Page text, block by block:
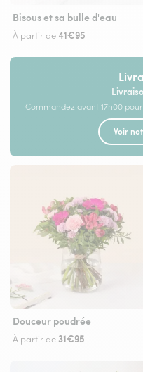
Bisous et sa bulle d'eau
À partir de41€95
Commandez avant 17h00
Voir
Douceur poudrée
À partir de 31€95